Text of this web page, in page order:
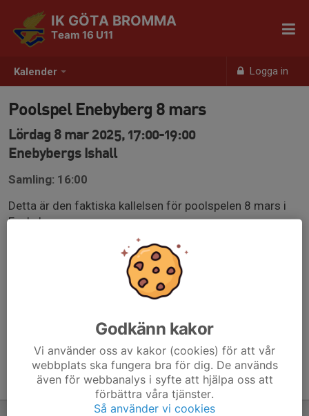
Kalender Logga in
IK GÖTA BROMMA
Team 16 U11
Poolspel Enebyberg 8 mars
Lördag 8 mar 2025, 17:00-19:00
Enebybergs Ishall
Samling: 16:00
Detta är den faktiska kallelsen för poolspelen 8 mars i
Enebyberg.
Godkänn kakor
Vi använder oss av kakor (cookies) för att vår
webbplats ska fungera bra för dig. De används
även för webbanalys i syfte att hjälpa oss att
förbättra våra tjänster.
Så använder vi cookies